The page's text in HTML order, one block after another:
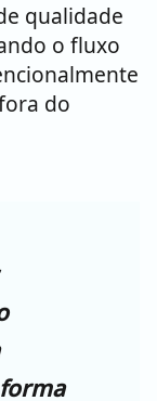
qualidade
o fluxo
do